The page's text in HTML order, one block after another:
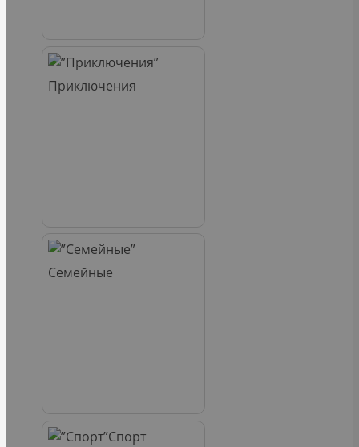
Приключения
Семейные
Спорт